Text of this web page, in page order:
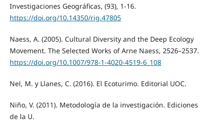
Investigaciones Geográficas, (93), 1-16.
https://doi.org/10.14350/rig.47805
Naess, A. (2005). Cultural Diversity and the Deep Ecology
Movement. The Selected Works of Arne Naess, 2526–2537.
https://doi.org/10.1007/978-1-4020-4519-6_108
Nel, M. y Llanes, C. (2016). El Ecoturimo. Editorial UOC.
Niño, V. (2011). Metodología de la investigación. Ediciones
de la U.